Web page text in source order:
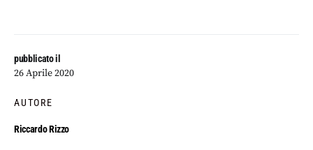
pubblicato il
26 Aprile 2020
AUTORE
Riccardo Rizzo